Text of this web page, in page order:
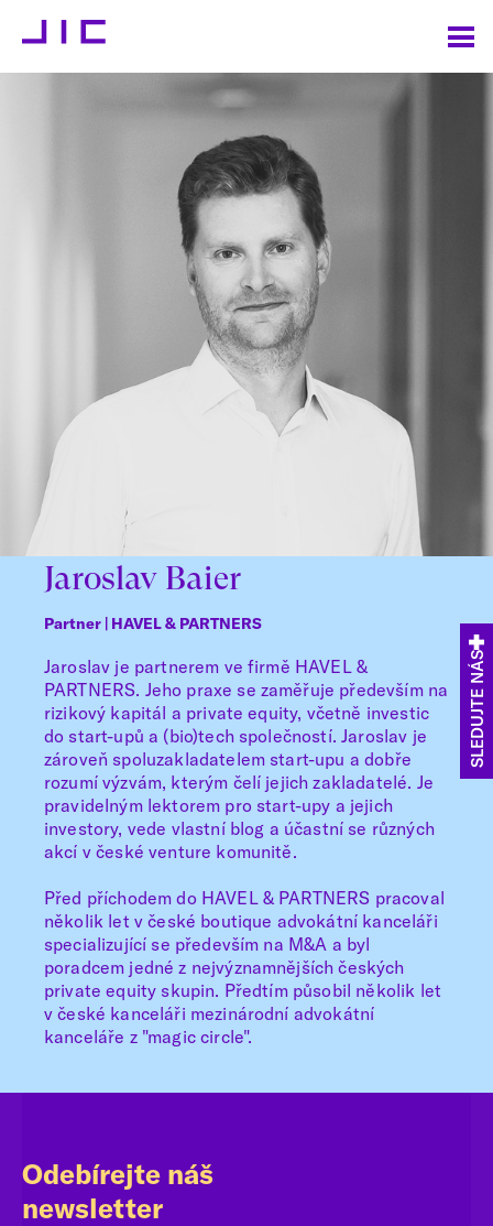
Jaroslav Baier
Partner | HAVEL & PARTNERS
Jaroslav je partnerem ve firmě HAVEL &
PARTNERS. Jeho praxe se zaměřuje především na
rizikový kapitál a private equity, včetně investic
do start-upů a (bio)tech společností. Jaroslav je
zároveň spoluzakladatelem start-upu a dobře
rozumí výzvám, kterým čelí jejich zakladatelé. Je
pravidelným lektorem pro start-upy a jejich
investory, vede vlastní blog a účastní se různých
akcí v české venture komunitě.
Před příchodem do HAVEL & PARTNERS pracoval
několik let v české boutique advokátní kanceláři
specializující se především na M&A a byl
poradcem jedné z nejvýznamnějších českých
private equity skupin. Předtím působil několik let
v české kanceláři mezinárodní advokátní
kanceláře z "magic circle".
SLEDUJTE NÁS
Odebírejte náš
newsletter